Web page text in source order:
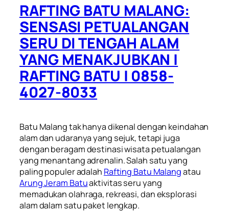
RAFTING BATU MALANG:
SENSASI PETUALANGAN
SERU DI TENGAH ALAM
YANG MENAKJUBKAN |
RAFTING BATU | 0858-
4027-8033
Batu Malang tak hanya dikenal dengan keindahan
alam dan udaranya yang sejuk, tetapi juga
dengan beragam destinasi wisata petualangan
yang menantang adrenalin. Salah satu yang
paling populer adalah Rafting Batu Malangatau
Arung Jeram Batuaktivitas seru yang
memadukan olahraga, rekreasi, dan eksplorasi
alam dalam satu paket lengkap.